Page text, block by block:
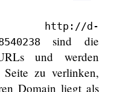
http://d-
sind die
und werden
zu verlinken,
Domain liegt als